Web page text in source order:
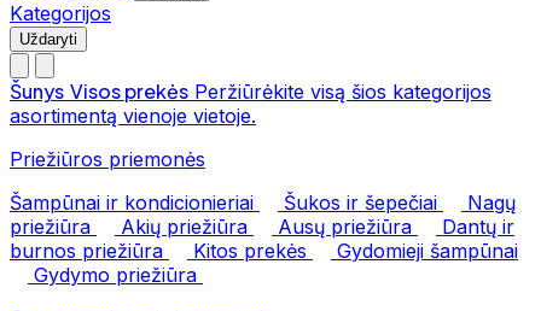
Kategorijos
Uždaryti
Šunys Visos prekės Peržiūrėkite visą šios kategorijos
asortimentą vienoje vietoje.
Priežiūros priemonės
Šampūnai ir kondicionieriai
Šukos ir šepečiai
Nagų
priežiūra
Akių priežiūra Ausų priežiūra
Dantų ir
burnos priežiūra
Kitos prekės
Gydomieji šampūnai
Gydymo priežiūra